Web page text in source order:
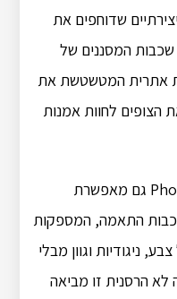
שדוחפים את
שכבות המסננים של
אתרית המטשטשת את
הצופים לחוות אמנות
בנוסף לגלריית המסננים, Photoshop גם מאפשרת
התאמה, המספקות
ניגודיות וגוון מבלי
הרסנית זו מביאה